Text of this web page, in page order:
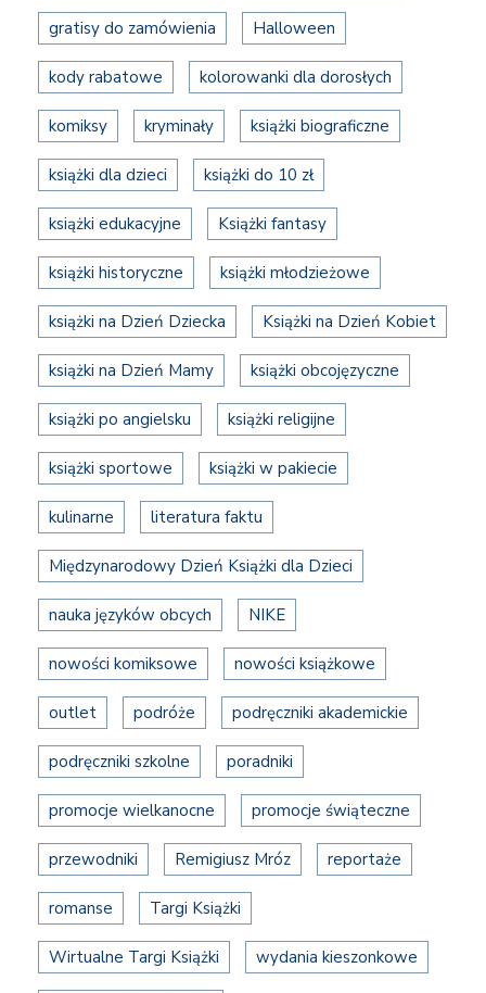
gratisy do zamówienia Halloween
kody rabatowe kolorowanki dla dorosłych
komiksy kryminały książki biograficzne
książki dla dzieci książki do 10 zł
książki edukacyjne Książki fantasy
książki historyczne książki młodzieżowe
książki na Dzień Dziecka Książki na Dzień Kobiet
książki na Dzień Mamy książki obcojęzyczne
książki po angielsku książki religijne
książki sportowe książki w pakiecie
kulinarne literatura faktu
Międzynarodowy Dzień Książki dla Dzieci
nauka języków obcych NIKE
nowości komiksowe nowości książkowe
outlet podróże podręczniki akademickie
podręczniki szkolne poradniki
promocje wielkanocne promocje świąteczne
przewodniki Remigiusz Mróz reportaże
romanse Targi Książki
Wirtualne Targi Książki wydania kieszonkowe